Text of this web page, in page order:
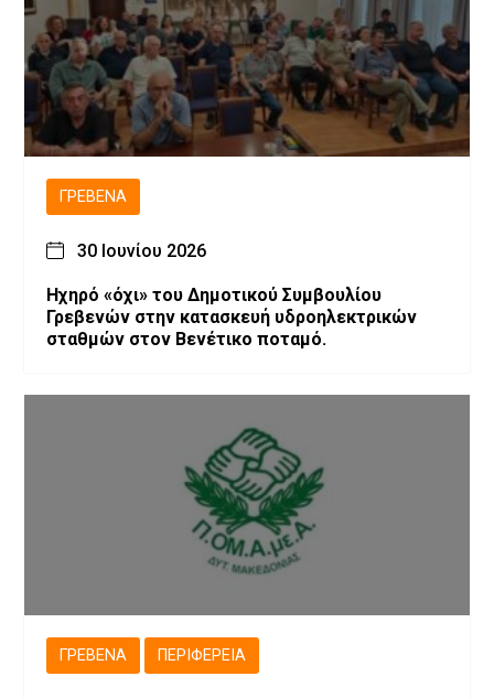
ΓΡΕΒΕΝΆ
30 Ιουνίου 2026
Ηχηρό «όχι» του Δημοτικού Συμβουλίου
Γρεβενών στην κατασκευή υδροηλεκτρικών
σταθμών στον Βενέτικο ποταμό.
ΓΡΕΒΕΝΆ ΠΕΡΙΦΈΡΕΙΑ